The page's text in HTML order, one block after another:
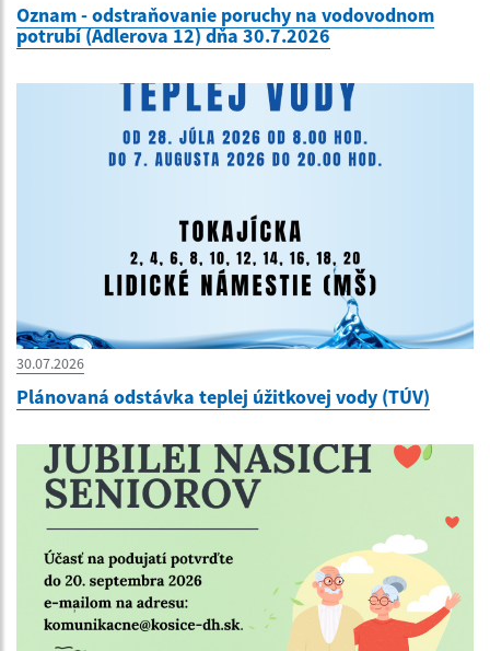
Oznam - odstraňovanie poruchy na vodovodnom
potrubí (Adlerova 12) dňa 30.7.2026
30.07.2026
Plánovaná odstávka teplej úžitkovej vody (TÚV)